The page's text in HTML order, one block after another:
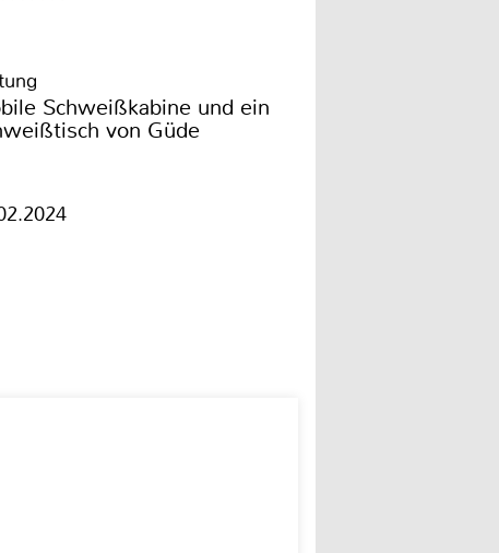
Schweißkabine und ein
von Güde